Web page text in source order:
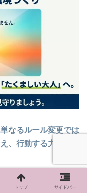
なるルール変更では
、行動する力」を育
応し、経済的な合理
トップ サイドバー